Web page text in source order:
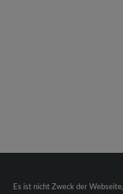
Es ist nicht Zweck der